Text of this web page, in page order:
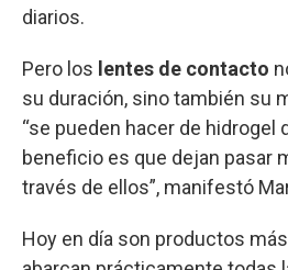
diarios.
Pero los lentes de contacto
su duración, sino también su
“se pueden hacer de hidrogel
beneficio es que dejan pasar
través de ellos”, manifestó
Hoy en día son productos